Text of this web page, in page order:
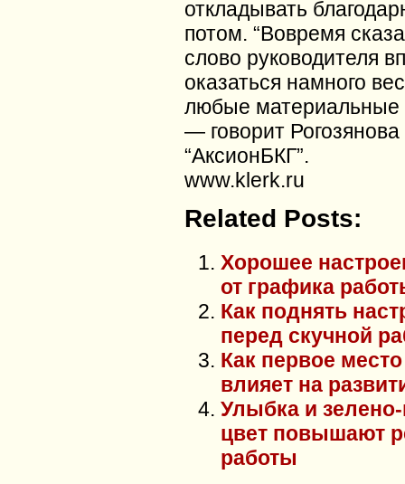
откладывать
потом. “Вовремя
слово руководителя
оказаться намного
любые материальные
— говорит Рогозянова
“АксионБКГ”.
www.klerk.ru
Related Posts:
Хорошее
от графика
Как поднять
перед скучной
Как первое
влияет на
Улыбка и
цвет повышают
работы